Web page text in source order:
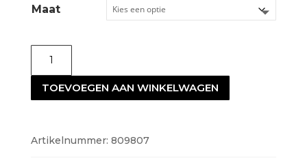
Maat
Monari
aantal
TOEVOEGEN AAN WINKELWAGEN
Artikelnummer: 809807